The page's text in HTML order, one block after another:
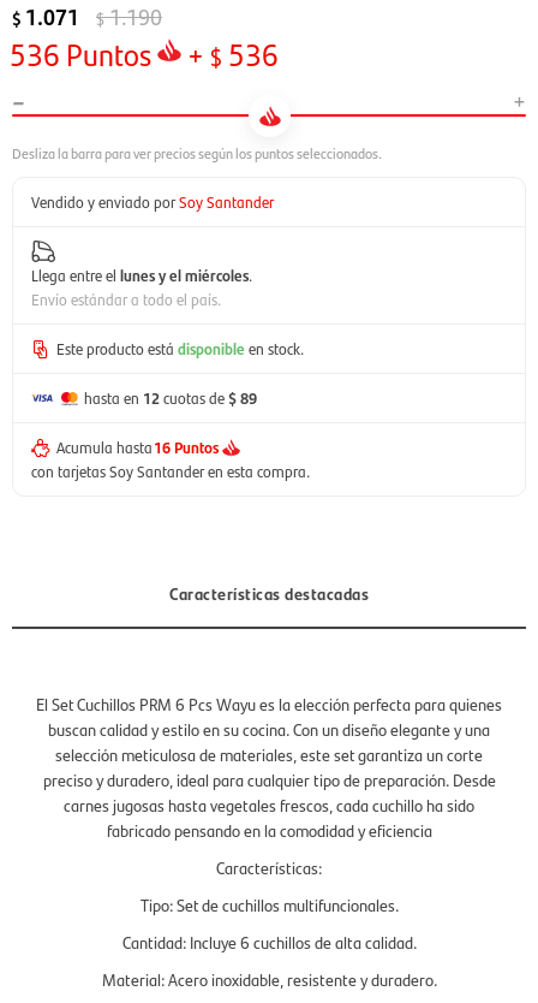
$ 1.071 $1.190
536 Puntos + $ 536
- +
Vendido y enviado porSoy Santander
Llega entre el lunes y el miércoles.
Envío estándar a todo el país.
Este producto está disponible en stock.
hasta en 12cuotas de$ 89
Acumula hasta16 Puntos
con tarjetas Soy Santander en esta compra.
Características destacadas
El Set Cuchillos PRM 6 Pcs Wayu es la elección perfecta para quienes
buscan calidad y estilo en su cocina. Con un diseño elegante y una
selección meticulosa de materiales, este set garantiza un corte
preciso y duradero, ideal para cualquier tipo de preparación. Desde
carnes jugosas hasta vegetales frescos, cada cuchillo ha sido
fabricado pensando en la comodidad y eficiencia
Características:
Tipo: Set de cuchillos multifuncionales.
Cantidad: Incluye 6 cuchillos de alta calidad.
Material: Acero inoxidable, resistente y duradero.